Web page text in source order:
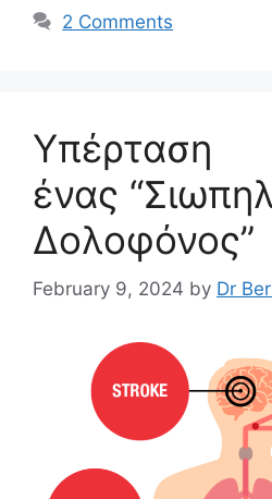
2 Comments
Υπέρταση
ένας
Δολοφόνος”
February 9, 2024 by Dr